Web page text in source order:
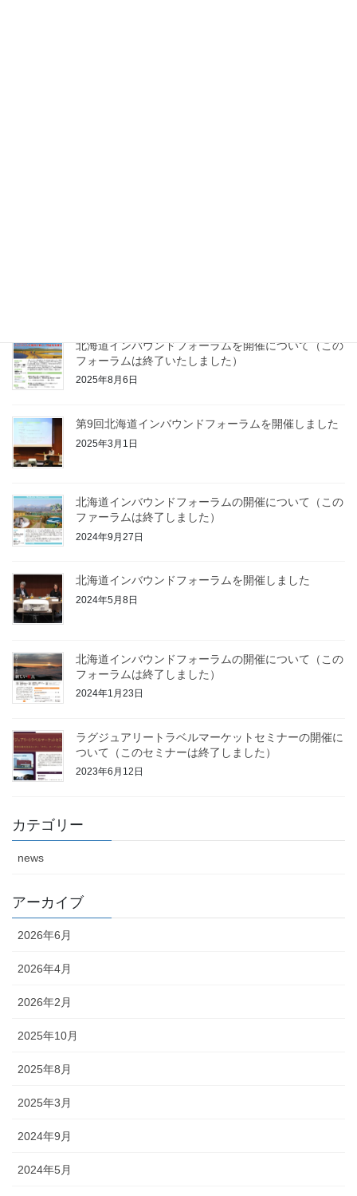
北海道インバウンドフォーラムを開催について（この
フォーラムは終了いたしました）
2025年8月6日
第9回北海道インバウンドフォーラムを開催しました
2025年3月1日
北海道インバウンドフォーラムの開催について（この
ファーラムは終了しました）
2024年9月27日
北海道インバウンドフォーラムを開催しました
2024年5月8日
北海道インバウンドフォーラムの開催について（この
フォーラムは終了しました）
2024年1月23日
ラグジュアリートラベルマーケットセミナーの開催に
ついて（このセミナーは終了しました）
2023年6月12日
カテゴリー
news
アーカイブ
2026年6月
2026年4月
2026年2月
2025年10月
2025年8月
2025年3月
2024年9月
2024年5月